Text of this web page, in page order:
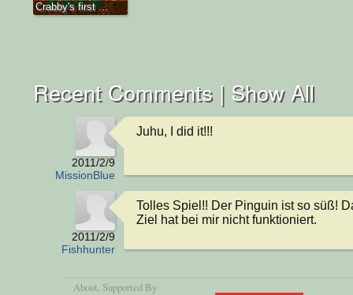
Crabby's first ...
Recent Comments | Show All
2011/2/9
MissionBlue
Juhu, I did it!!!
2011/2/9
Fishhunter
Tolles Spiel!! Der Pinguin ist so süß!
Ziel hat bei mir nicht funktioniert.
About , Supported By